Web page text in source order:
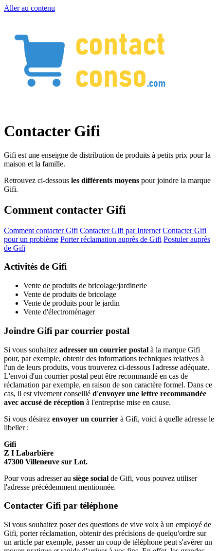
Aller au contenu
Contacter Gifi
Gifi est une enseigne de distribution de produits à petits prix pour la
maison et la famille.
Retrouvez ci-dessous les différents moyens pour joindre la marque
Gifi.
Comment contacter Gifi
Comment contacter Gifi Contacter Gifi par Internet Contacter Gifi
pour un problème Porter réclamation auprès de Gifi Postuler auprès
de Gifi
Activités de Gifi
Vente de produits de bricolage/jardinerie
Vente de produits de bricolage
Vente de produits pour le jardin
Vente d'électroménager
Joindre Gifi par courrier postal
Si vous souhaitez adresser un courrier postal à la marque Gifi
pour, par exemple, obtenir des informations techniques relatives à
l'un de leurs produits, vous trouverez ci-dessous l'adresse adéquate.
L'envoi d'un courrier postal peut être recommandé en cas de
réclamation par exemple, en raison de son caractère formel. Dans ce
cas, il est vivement conseillé d'envoyer une lettre recommandée
avec accusé de réception à l'entreprise mise en cause.
Si vous désirez envoyer un courrier à Gifi, voici à quelle adresse le
libeller :
Gifi
Z I Labarbière
47300 Villeneuve sur Lot.
Pour vous adresser au siège social de Gifi, vous pouvez utiliser
l'adresse précédemment mentionnée.
Contacter Gifi par téléphone
Si vous souhaitez poser des questions de vive voix à un employé de
Gifi, porter réclamation, obtenir des précisions de quelqu'ordre sur
un article par exemple, passer un coup de téléphone peut s'avérer un